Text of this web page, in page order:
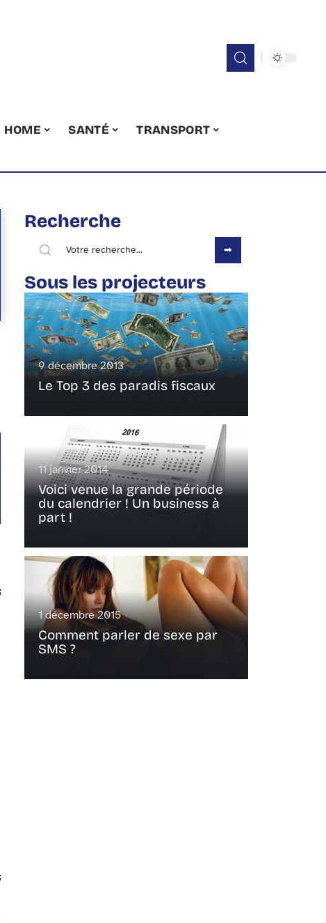
HOME SANTÉ
TRANSPORT
Recherche
Sous les projecteurs
9 décembre 2013
Le Top 3 des paradis fiscaux
11 janvier 2014
Voici venue la grande période
du calendrier ! Un business à
part !
1 décembre 2015
Comment parler de sexe par
SMS ?